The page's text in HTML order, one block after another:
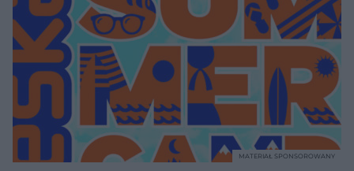
MATERIAŁ SPONSOROWANY